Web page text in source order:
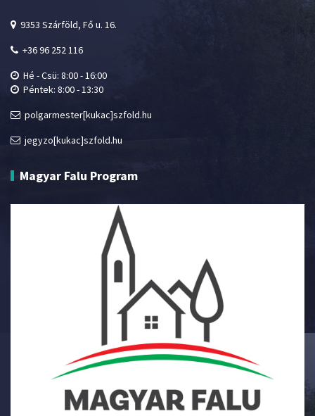
9353 Szárföld, Fő u. 16.
+36 96 252 116
Hé - Csü: 8:00 - 16:00
Péntek: 8:00 - 13:30
polgarmester[kukac]szfold.hu
jegyzo[kukac]szfold.hu
Magyar Falu Program